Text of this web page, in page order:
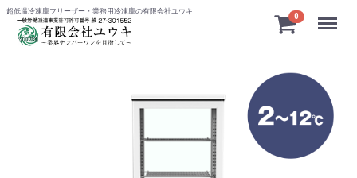
超低温冷凍庫フリーザー・業務用冷凍庫の有限会社ユウキ
0 Menu